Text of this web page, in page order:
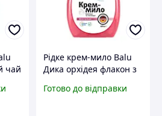
чай
Рідке крем-мило Balu
Дика орхідея флакон з
Готово до відправки